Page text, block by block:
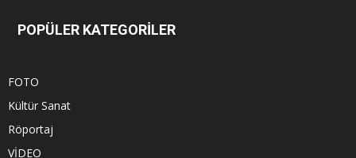
POPÜLER KATEGORİLER
FOTO
Kültür Sanat
Röportaj
VİDEO